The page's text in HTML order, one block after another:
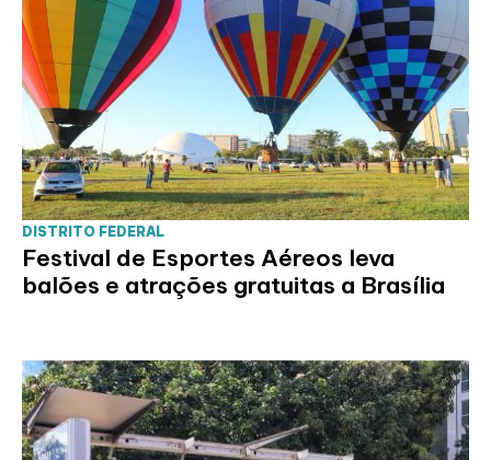
DISTRITO FEDERAL
Festival de Esportes Aéreos leva
balões e atrações gratuitas a Brasília